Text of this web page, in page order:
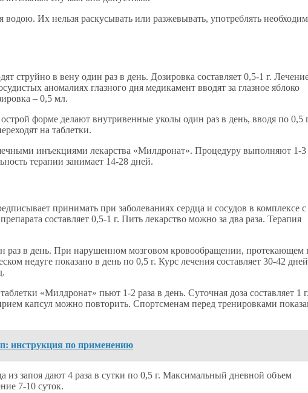
Их нельзя раскусывать или разжевывать, употреблять
струйно в вену один раз в день. Дозировка составляет 0,5-1 г.
аномалиях глазного дня медикамент вводят за глазное яблоко
– 0,5 мл.
форме делают внутривенные уколы один раз в день, вводя по 0,5
на таблетки.
инъекциями лекарства «Милдронат». Процедуру выполняют 1-3
терапии занимает 14-28 дней.
принимать при заболеваниях сердца и сосудов в комплексе с
составляет 0,5-1 г. Пить лекарство можно за два раза. Терапия
раз в день. При нарушенном мозговом кровообращении, протекающем
недуге показано в день по 0,5 г. Курс лечения составляет 30-42
«Милдронат» пьют 1-2 раза в день. Суточная доза составляет 1
капсул можно повторить. Спортсменам перед тренировками
инструкция по применению
запоя дают 4 раза в сутки по 0,5 г. Максимальный дневной объем
7-10 суток.